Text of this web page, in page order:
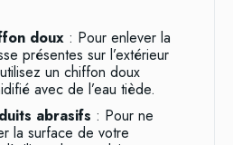
doux: Pour enlever la
présentes sur l’extérieur
un chiffon doux
avec de l’eau tiède.
abrasifs : Pour ne
la surface de votre